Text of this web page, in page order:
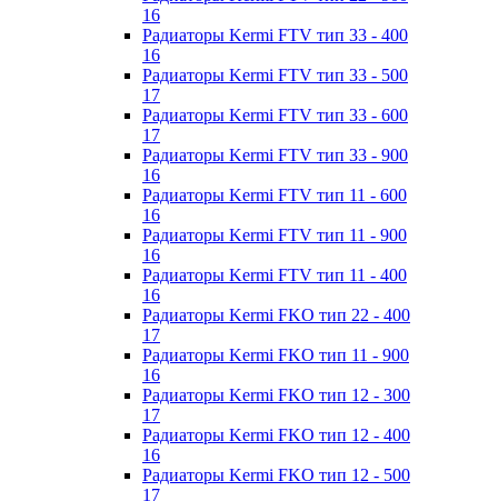
16
Радиаторы Kermi FTV тип 33 - 400
16
Радиаторы Kermi FTV тип 33 - 500
17
Радиаторы Kermi FTV тип 33 - 600
17
Радиаторы Kermi FTV тип 33 - 900
16
Радиаторы Kermi FTV тип 11 - 600
16
Радиаторы Kermi FTV тип 11 - 900
16
Радиаторы Kermi FTV тип 11 - 400
16
Радиаторы Kermi FKO тип 22 - 400
17
Радиаторы Kermi FKO тип 11 - 900
16
Радиаторы Kermi FKO тип 12 - 300
17
Радиаторы Kermi FKO тип 12 - 400
16
Радиаторы Kermi FKO тип 12 - 500
17